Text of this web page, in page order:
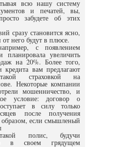
всю нашу систему
и печатей, вы,
забудете об этих
сразу становится ясно,
него будут в плюсе.
с появлением
планировала увеличить
на 20%. Более того,
вам предлагают
такой страховкой на
Некоторые компании
мошенничество, и
условие: договор о
в силу только
после получения
если смышленый
полис, будучи
в своем грядущем